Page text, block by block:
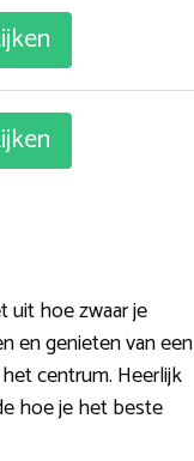
uit hoe zwaar je
en genieten van een
centrum. Heerlijk
hoe je het beste